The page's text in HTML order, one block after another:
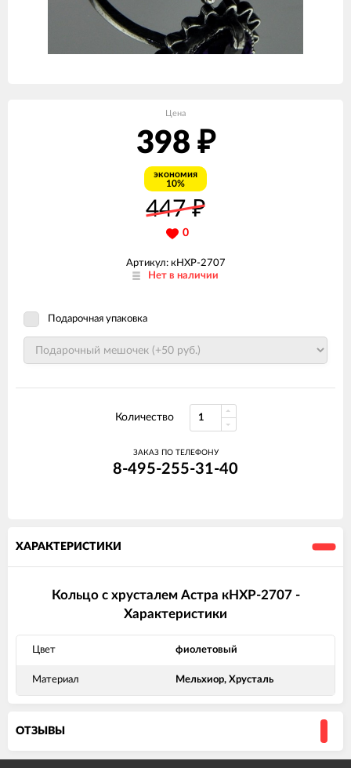
Цена
398 ₽
экономия
10%
447₽
0
Артикул: кНХР-2707
Нет в наличии
Подарочная упаковка
Количество
ЗАКАЗ ПО ТЕЛЕФОНУ
8-495-255-31-40
ХАРАКТЕРИСТИКИ
Кольцо с хрусталем Астра кНХР-2707 -
Характеристики
Цвет фиолетовый
Материал Мельхиор, Хрусталь
ОТЗЫВЫ